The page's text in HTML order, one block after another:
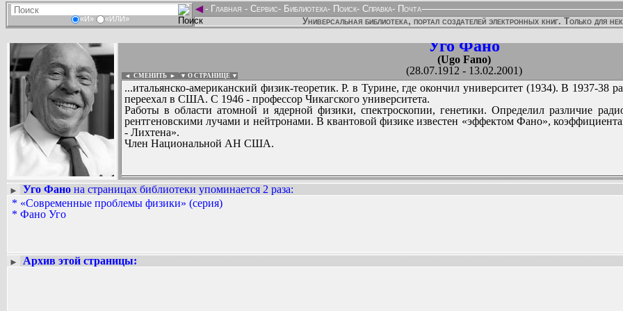
«И» «ИЛИ»
◄- Главная - Сервис- Библиотека- Поиск- Справка- Почта
Универсальная библиотека, портал создателей электронных книг. Только для
Уго Фано
(Ugo Fano)
(28.07.1912 - 13.02.2001)
◄ СМЕНИТЬ ► ▼ О СТРАНИЦЕ ▼
...итальянско-американский физик-теоретик. Р. в Турине, где окончил университет (1934). В 1937-38
переехал в США. С 1946 - профессор Чикагского университета.
Работы в области атомной и ядерной физики, спектроскопии, генетики. Определил различие
рентгеновскими лучами и нейтронами. В квантовой физике известен «эффектом Фано»,
- Лихтена».
Член Национальной АН США.
Вадим Ершов...
...
► Уго Фано на страницах библиотеки упоминается 2 раза:
* «Современные проблемы физики» (серия)
* Фано Уго
► Архив этой страницы: